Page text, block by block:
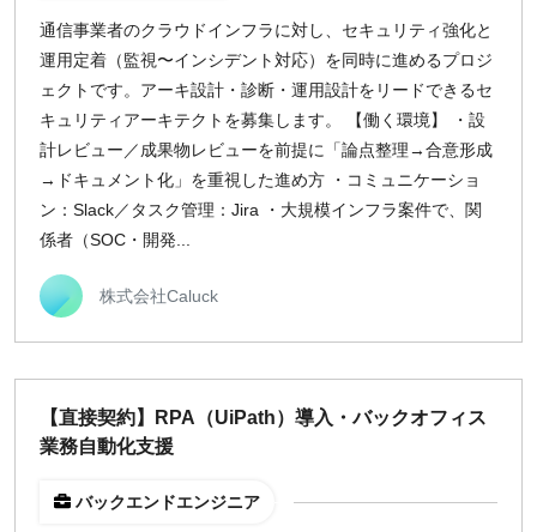
通信事業者のクラウドインフラに対し、セキュリティ強化と
運用定着（監視〜インシデント対応）を同時に進めるプロジ
ェクトです。アーキ設計・診断・運用設計をリードできるセ
キュリティアーキテクトを募集します。 【働く環境】 ・設
計レビュー／成果物レビューを前提に「論点整理→合意形成
→ドキュメント化」を重視した進め方 ・コミュニケーショ
ン：Slack／タスク管理：Jira ・大規模インフラ案件で、関
係者（SOC・開発...
株式会社Caluck
【直接契約】RPA（UiPath）導入・バックオフィス
業務自動化支援
バックエンドエンジニア